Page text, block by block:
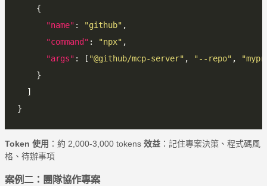
"name" : "github"
"command" : "npx"
"args" : [ "@github/mcp-server" , "--repo" ,
Token 使用 ：約 2,000-3,000 tokens 效益 ：記住專案決策、程式碼風
格、待辦事項
案例二：團隊協作專案